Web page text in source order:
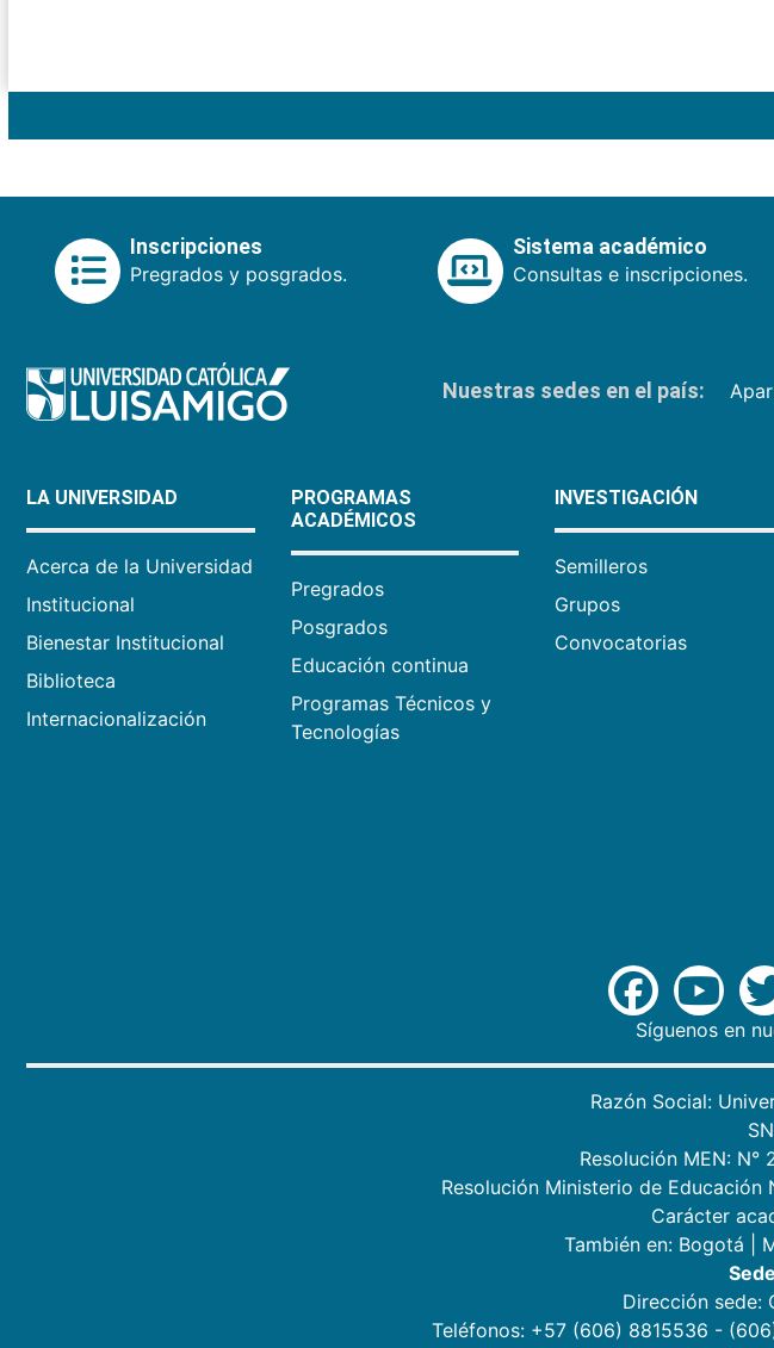
Inscripciones
Pregrados y posgrados.
Sistema académico
Consultas e inscripciones.
Nuestras sedes en el país:
LA UNIVERSIDAD
Acerca de la Universidad
Institucional
Bienestar Institucional
Biblioteca
Internacionalización
PROGRAMAS
ACADÉMICOS
Pregrados
Posgrados
Educación continua
Programas Técnicos y
Tecnologías
INVESTIGACIÓN
Semilleros
Grupos
Convocatorias
Síguenos en
Razón Social:
Resolución MEN: N°
Resolución Ministerio de Educación
Carácter
También en: Bogotá
Dirección sede:
Teléfonos: +57 (606) 8815536 -